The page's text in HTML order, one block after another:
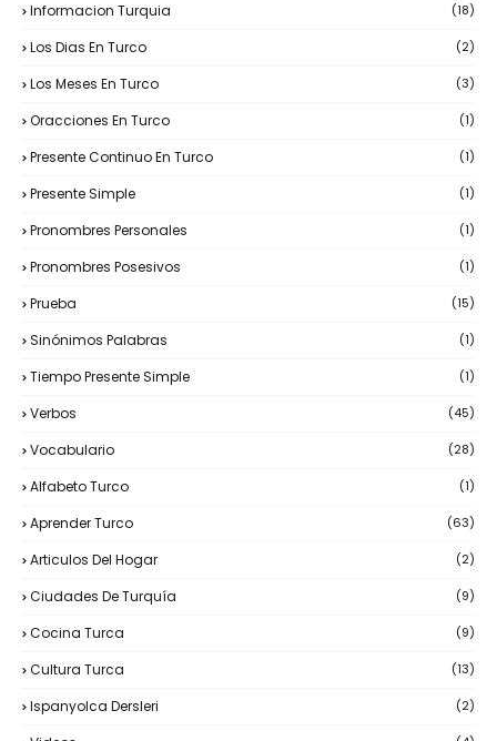
Informacion Turquia (18)
Los Dias En Turco (2)
Los Meses En Turco (3)
Oracciones En Turco (1)
Presente Continuo En Turco (1)
Presente Simple (1)
Pronombres Personales (1)
Pronombres Posesivos (1)
Prueba (15)
Sinónimos Palabras (1)
Tiempo Presente Simple (1)
Verbos (45)
Vocabulario (28)
Alfabeto Turco (1)
Aprender Turco (63)
Articulos Del Hogar (2)
Ciudades De Turquía (9)
Cocina Turca (9)
Cultura Turca (13)
Ispanyolca Dersleri (2)